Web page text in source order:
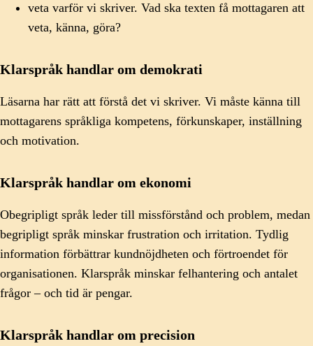
veta varför vi skriver. Vad ska texten få mottagaren att
veta, känna, göra?
Klarspråk handlar om demokrati
Läsarna har rätt att förstå det vi skriver. Vi måste känna till
mottagarens språkliga kompetens, förkunskaper, inställning
och motivation.
Klarspråk handlar om ekonomi
Obegripligt språk leder till missförstånd och problem, medan
begripligt språk minskar frustration och irritation. Tydlig
information förbättrar kundnöjdheten och förtroendet för
organisationen. Klarspråk minskar felhantering och antalet
frågor ‒ och tid är pengar.
Klarspråk handlar om precision